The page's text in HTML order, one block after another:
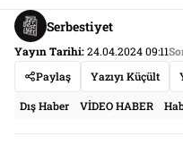
Serbestiyet
Yayın Tarihi:24.04.2024 09:11
Paylaş
Yazıyı Küçült
Dış Haber VİDEO HABER